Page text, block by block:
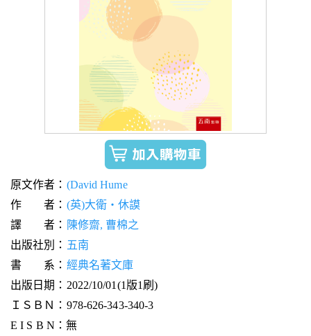
原文作者： (David Hume
作 者： (英)大衛‧休謨
譯 者： 陳修齋, 曹棉之
出版社別： 五南
書 系： 經典名著文庫
出版日期：2022/10/01(1版1刷)
ＩＳＢＮ：978-626-343-340-3
E I S B N：無